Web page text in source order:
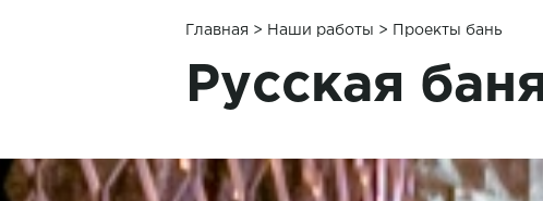
Главная > Наши работы > Проекты бань
Русская